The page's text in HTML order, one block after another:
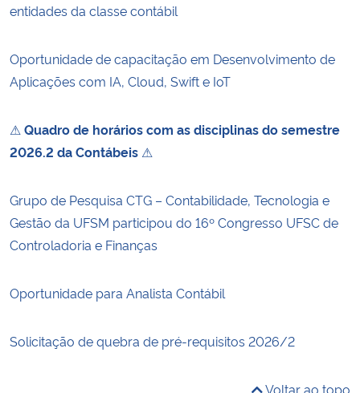
entidades da classe contábil
Oportunidade de capacitação em Desenvolvimento de
Aplicações com IA, Cloud, Swift e IoT
⚠ Quadro de horários com as disciplinas do semestre
2026.2 da Contábeis ⚠
Grupo de Pesquisa CTG – Contabilidade, Tecnologia e
Gestão da UFSM participou do 16º Congresso UFSC de
Controladoria e Finanças
Oportunidade para Analista Contábil
Solicitação de quebra de pré-requisitos 2026/2
Voltar ao topo